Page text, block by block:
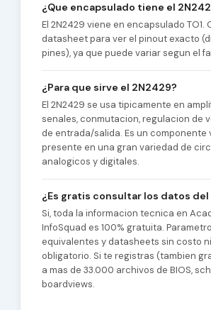
¿Que encapsulado tiene el
El 2N2429 viene en encapsulado TO1.
datasheet para ver el pinout exacto
pines), ya que puede variar segun el
¿Para que sirve el 2N2429?
El 2N2429 se usa tipicamente en
senales, conmutacion, regulacion de
de entrada/salida. Es un componente
presente en una gran variedad de
analogicos y digitales.
¿Es gratis consultar los datos del
Si, toda la informacion tecnica en
InfoSquad es 100% gratuita.
equivalentes y datasheets sin costo
obligatorio. Si te registras (tambien
a mas de 33.000 archivos de BIOS,
boardviews.